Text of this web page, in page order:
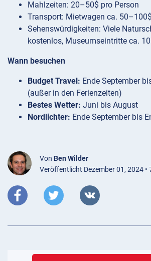
Mahlzeiten: 20–50$ pro Person
Transport: Mietwagen ca.
Sehenswürdigkeiten: Viele
kostenlos, Museumseintritte ca.
Wann besuchen
Budget Travel: Ende September
(außer in den Ferienzeiten)
Bestes Wetter: Juni bis August
Nordlichter: Ende September bis
Von Ben Wilder
Veröffentlicht Dezember 01, 2024 •